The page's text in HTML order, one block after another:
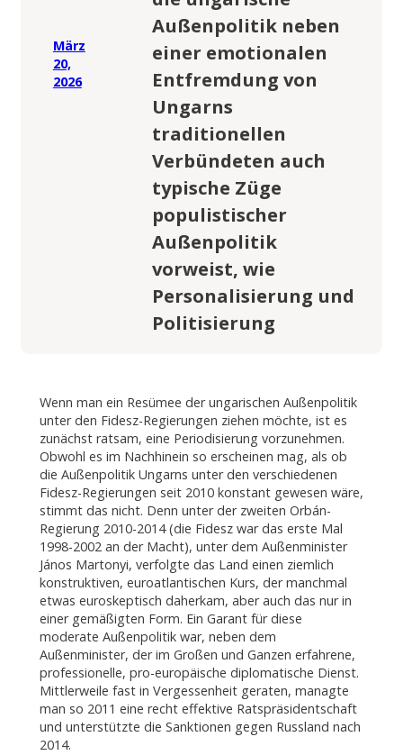
März
20,
2026
Außenpolitik neben
einer emotionalen
Entfremdung von
Ungarns
traditionellen
Verbündeten auch
typische Züge
populistischer
Außenpolitik
vorweist, wie
Personalisierung und
Politisierung
Wenn man ein Resümee der ungarischen Außenpolitik
unter den Fidesz-Regierungen ziehen möchte, ist es
zunächst ratsam, eine Periodisierung vorzunehmen.
Obwohl es im Nachhinein so erscheinen mag, als ob
die Außenpolitik Ungarns unter den verschiedenen
Fidesz-Regierungen seit 2010 konstant gewesen wäre,
stimmt das nicht. Denn unter der zweiten Orbán-
Regierung 2010-2014 (die Fidesz war das erste Mal
1998-2002 an der Macht), unter dem Außenminister
János Martonyi, verfolgte das Land einen ziemlich
konstruktiven, euroatlantischen Kurs, der manchmal
etwas euroskeptisch daherkam, aber auch das nur in
einer gemäßigten Form. Ein Garant für diese
moderate Außenpolitik war, neben dem
Außenminister, der im Großen und Ganzen erfahrene,
professionelle, pro-europäische diplomatische Dienst.
Mittlerweile fast in Vergessenheit geraten, managte
man so 2011 eine recht effektive Ratspräsidentschaft
und unterstützte die Sanktionen gegen Russland nach
2014.